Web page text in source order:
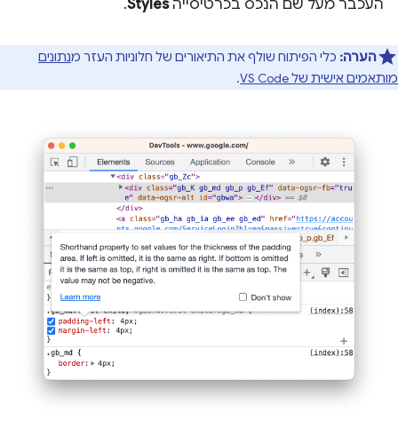
העכבר מעל שם הנכס בכרטיסייהStyles
.
הערה: כלי הפיתוח שולף את התיאורים של חלוניות העזר מנתונים
מותאמים אישית של VS Code
.